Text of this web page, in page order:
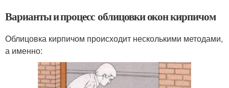
Варианты и процесс облицовки окон кирпичом
Облицовка кирпичом происходит несколькими методами,
а именно: